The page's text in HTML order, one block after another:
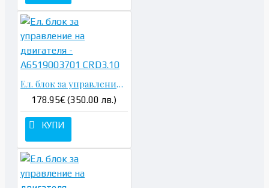
Ел. блок за управление на двигателя - A6519003701 CRD3.10
178.95€ (350.00 лв.)
КУПИ